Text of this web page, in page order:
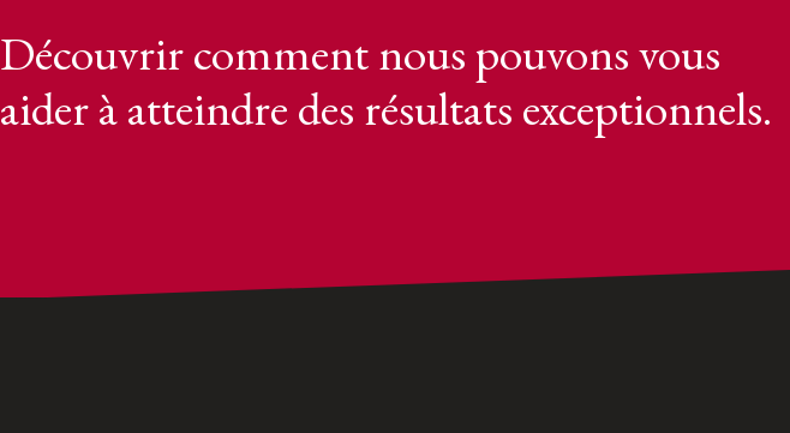
Découvrir comment nous pouvons vous
aider à atteindre des résultats exceptionnels.